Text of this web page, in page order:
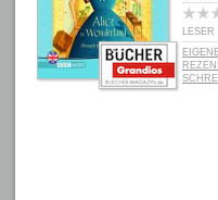
LESER